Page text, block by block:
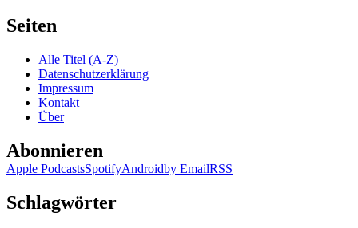
Seiten
Alle Titel (A-Z)
Datenschutzerklärung
Impressum
Kontakt
Über
Abonnieren
Apple PodcastsSpotifyAndroidby EmailRSS
Schlagwörter